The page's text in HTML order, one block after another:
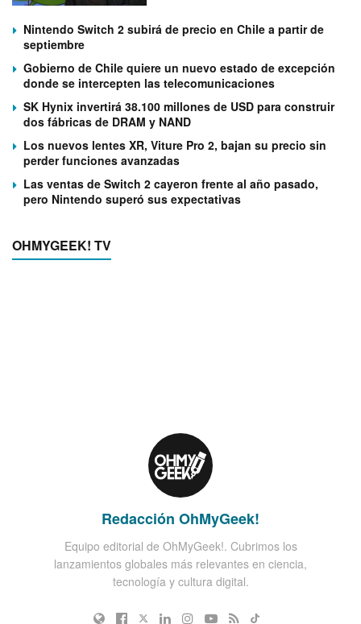
Nintendo Switch 2 subirá de precio en Chile a partir de
septiembre
Gobierno de Chile quiere un nuevo estado de excepción
donde se intercepten las telecomunicaciones
SK Hynix invertirá 38.100 millones de USD para construir
dos fábricas de DRAM y NAND
Los nuevos lentes XR, Viture Pro 2, bajan su precio sin
perder funciones avanzadas
Las ventas de Switch 2 cayeron frente al año pasado,
pero Nintendo superó sus expectativas
OHMYGEEK! TV
Redacción OhMyGeek!
Equipo editorial de OhMyGeek!. Cubrimos los
lanzamientos globales más relevantes en ciencia,
tecnología y cultura digital.